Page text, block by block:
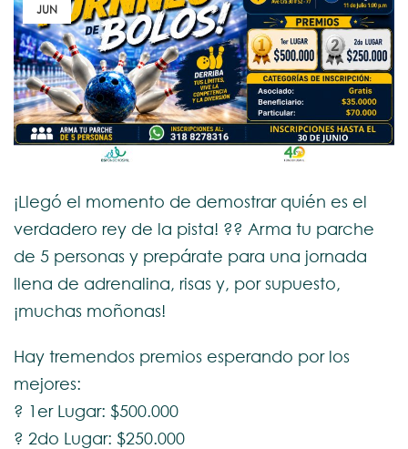
JUN
¡Llegó el momento de demostrar quién es el
verdadero rey de la pista! ?? Arma tu parche
de 5 personas y prepárate para una jornada
llena de adrenalina, risas y, por supuesto,
¡muchas moñonas!
Hay tremendos premios esperando por los
mejores:
? 1er Lugar: $500.000
? 2do Lugar: $250.000